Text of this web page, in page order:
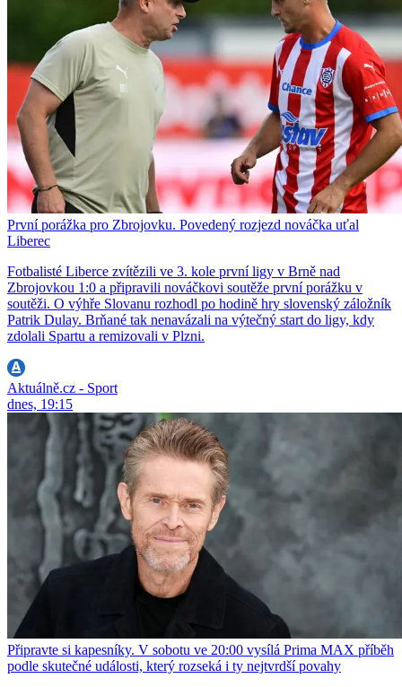
První porážka pro Zbrojovku. Povedený rozjezd nováčka uťal
Liberec
Fotbalisté Liberce zvítězili ve 3. kole první ligy v Brně nad
Zbrojovkou 1:0 a připravili nováčkovi soutěže první porážku v
soutěži. O výhře Slovanu rozhodl po hodině hry slovenský záložník
Patrik Dulay. Brňané tak nenavázali na výtečný start do ligy, kdy
zdolali Spartu a remizovali v Plzni.
Aktuálně.cz - Sport
dnes, 19:15
Připravte si kapesníky. V sobotu ve 20:00 vysílá Prima MAX příběh
podle skutečné události, který rozseká i ty nejtvrdší povahy